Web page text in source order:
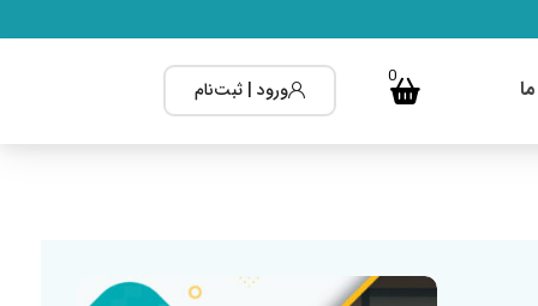
0
ورود | ثبت‌نام